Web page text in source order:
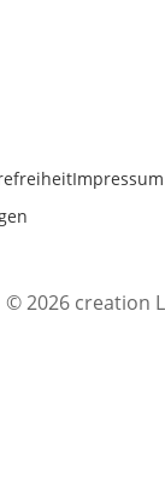
neuem Fenster
Impressum
© 2026 creation L